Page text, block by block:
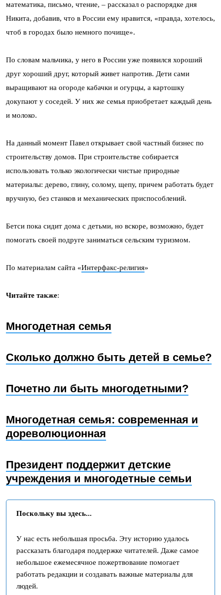
математика, письмо, чтение, – рассказал о распорядке дня
Никита, добавив, что в России ему нравится, «правда, хотелось,
чтоб в городах было немного почище».
По словам мальчика, у него в России уже появился хороший
друг хороший друг, который живет напротив. Дети сами
выращивают на огороде кабачки и огурцы, а картошку
докупают у соседей. У них же семья приобретает каждый день
и молоко.
На данный момент Павел открывает свой частный бизнес по
строительству домов. При строительстве собирается
использовать только экологически чистые природные
материалы: дерево, глину, солому, щепу, причем работать будет
вручную, без станков и механических приспособлений.
Бетси пока сидит дома с детьми, но вскоре, возможно, будет
помогать своей подруге заниматься сельским туризмом.
По материалам сайта «Интерфакс-религия»
Читайте также:
Многодетная семья
Сколько должно быть детей в семье?
Почетно ли быть многодетными?
Многодетная семья: современная и
дореволюционная
Президент поддержит детские
учреждения и многодетные семьи
Поскольку вы здесь...
У нас есть небольшая просьба. Эту историю удалось
рассказать благодаря поддержке читателей. Даже самое
небольшое ежемесячное пожертвование помогает
работать редакции и создавать важные материалы для
людей.